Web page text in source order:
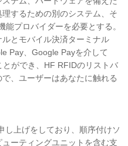
するための別のシステム、そ
プロバイダーを必要とする。
とモバイル決済ターミナル
Pay、Google Payを介して
ができ、HF RFIDのリストバ
、ユーザーはあなたに触れる
し上げをしており、順序付けソ
ーティングユニットを含む支